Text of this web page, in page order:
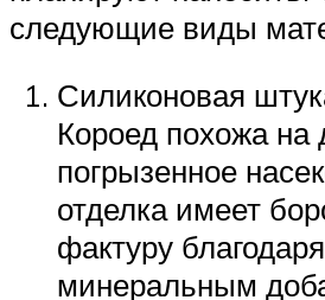
следующие виды
Силиконовая
Короед похожа на
погрызенное
отделка имеет
фактуру благодаря
минеральным